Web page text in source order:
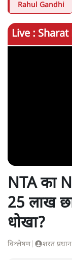
Rahul Gandhi
Live :
NTA का
25 लाख
धोखा?
विश्लेषण| शरत प्रधान